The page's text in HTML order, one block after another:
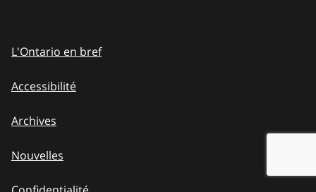
L'Ontario en bref
Accessibilité
Archives
Nouvelles